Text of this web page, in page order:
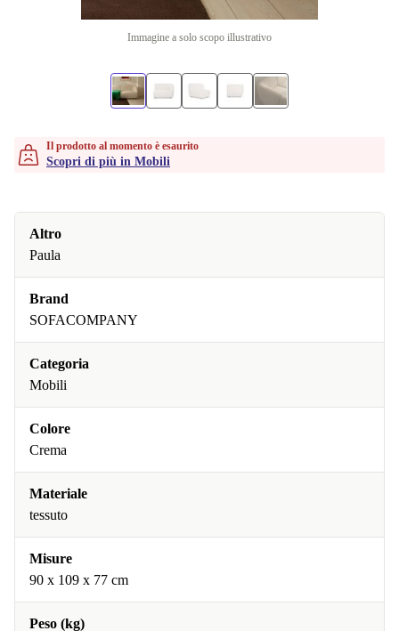
Immagine a solo scopo illustrativo
Il prodotto al momento è esaurito
Scopri di più in Mobili
Altro
Paula
Brand
SOFACOMPANY
Categoria
Mobili
Colore
Crema
Materiale
tessuto
Misure
90 x 109 x 77 cm
Peso (kg)